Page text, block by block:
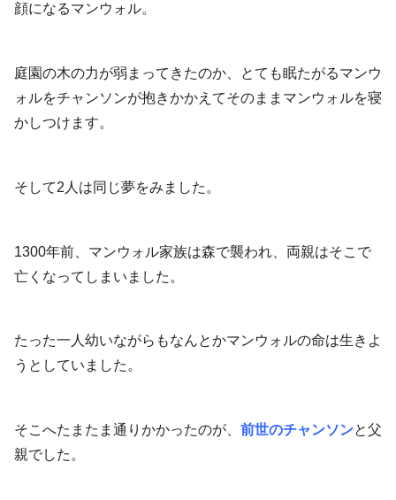
顔になるマンウォル。
庭園の木の力が弱まってきたのか、とても眠たがるマンウ
ォルをチャンソンが抱きかかえてそのままマンウォルを寝
かしつけます。
そして2人は同じ夢をみました。
1300年前、マンウォル家族は森で襲われ、両親はそこで
亡くなってしまいました。
たった一人幼いながらもなんとかマンウォルの命は生きよ
うとしていました。
そこへたまたま通りかかったのが、 前世のチャンソンと父
親でした。